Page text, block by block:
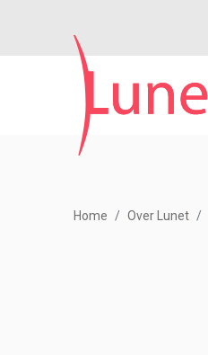
Home Over Lunet